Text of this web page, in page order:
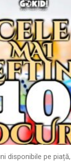
disponibile pe